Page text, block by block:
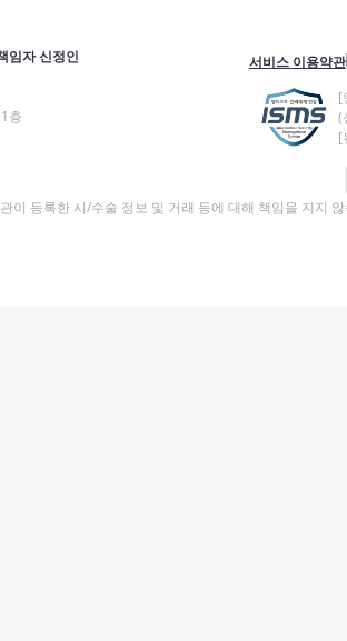
임자 신정인
층
서비스 이용약관
[
(
[
이 등록한 시/수술 정보 및 거래 등에 대해 책임을 지지